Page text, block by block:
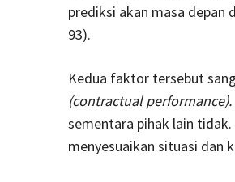
prediksi akan masa depan
93).
Kedua faktor tersebut
(contractual performance).
sementara pihak lain
menyesuaikan situasi dan